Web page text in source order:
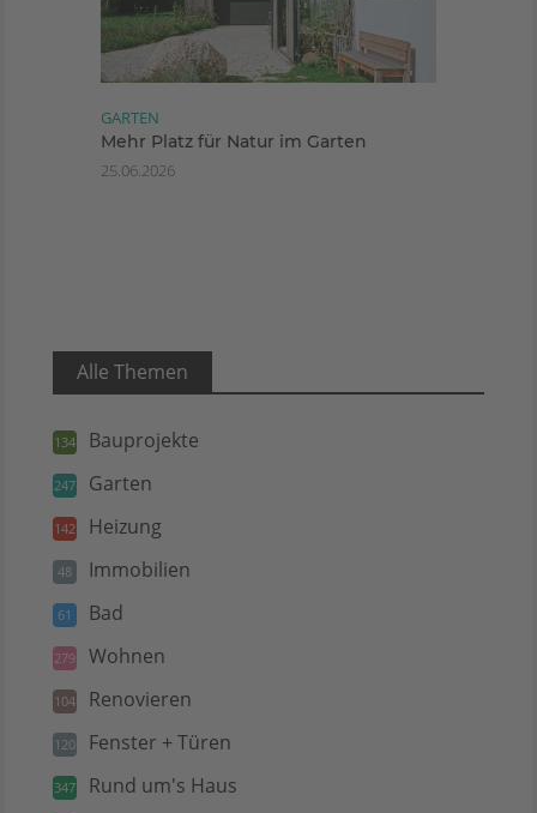
GARTEN
Mehr Platz für Natur im Garten
25.06.2026
Alle Themen
134 Bauprojekte
247 Garten
142 Heizung
48 Immobilien
61 Bad
279 Wohnen
104 Renovieren
120 Fenster + Türen
347 Rund um's Haus